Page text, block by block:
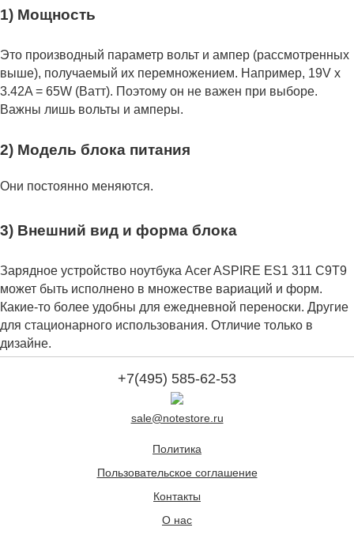
1) Мощность
Это производный параметр вольт и ампер (рассмотренных
выше), получаемый их перемножением. Например, 19V x
3.42A = 65W (Ватт). Поэтому он не важен при выборе.
Важны лишь вольты и амперы.
2) Модель блока питания
Они постоянно меняются.
3) Внешний вид и форма блока
Зарядное устройство ноутбука Acer ASPIRE ES1 311 C9T9
может быть исполнено в множестве вариаций и форм.
Какие-то более удобны для ежедневной переноски. Другие
для стационарного использования. Отличие только в
дизайне.
+7(495) 585-62-53
sale@notestore.ru
Политика
Пользовательское соглашение
Контакты
О нас